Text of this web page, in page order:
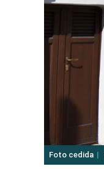
Foto cedida